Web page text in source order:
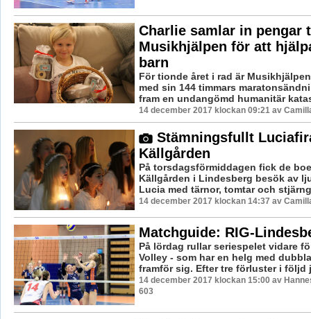
Charlie samlar in pengar
Musikhjälpen för att
barn
För tionde året i rad är
med sin 144 timmars
fram en undangömd humanitär
14 december 2017 klockan 09:21 av
Stämningsfullt
Källgården
På torsdagsförmiddagen fick de
Källgården i Lindesberg besök av
Lucia med tärnor, tomtar och
14 december 2017 klockan 14:37 av
Matchguide: RIG-
På lördag rullar seriespelet vidare
Volley - som har en helg med
framför sig. Efter tre förluster i följd
14 december 2017 klockan 15:00 av
603